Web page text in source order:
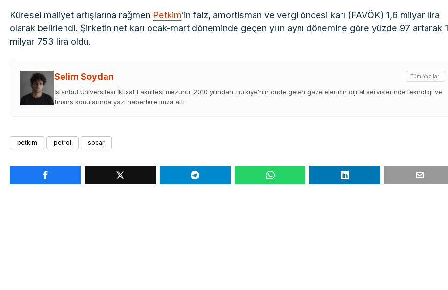
Küresel maliyet artışlarına rağmen Petkim‘in faiz, amortisman ve vergi öncesi karı (FAVÖK) 1,6 milyar lira
olarak belirlendi. Şirketin net karı ocak-mart döneminde geçen yılın aynı dönemine göre yüzde 97 artarak 1
milyar 753 lira oldu.
Selim Soydan Tüm Yazıları
İstanbul Üniversitesi İktisat Fakültesi mezunu. 2010 yılından Türkiye'nin önde gelen gazetelerinin dijital servislerinde teknoloji ve
finans konularında yazı haberlere imza attı
petkim petrol socar